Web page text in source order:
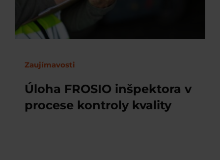
Zaujímavosti
Úloha FROSIO inšpektora v
procese kontroly kvality